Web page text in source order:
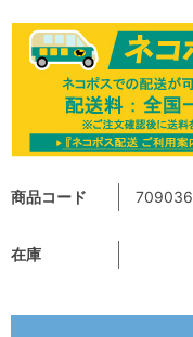
商品コード 709036
在庫